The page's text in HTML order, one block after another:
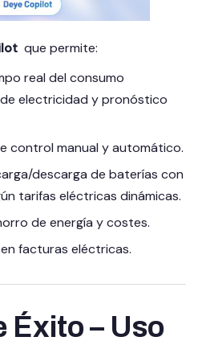
que permite:
real del consumo
electricidad y pronóstico
control manual y automático.
descarga de baterías con
tarifas eléctricas dinámicas.
de energía y costes.
facturas eléctricas.
Éxito – Uso